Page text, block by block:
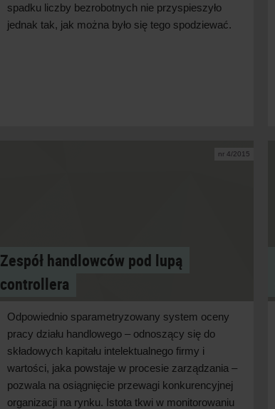
spadku liczby bezrobotnych nie przyspieszyło
jednak tak, jak można było się tego spodziewać.
nr 4/2015
Zespół handlowców pod lupą
controllera
Odpowiednio sparametryzowany system oceny
pracy działu handlowego – odnoszący się do
składowych kapitału intelektualnego firmy i
wartości, jaka powstaje w procesie zarządzania –
pozwala na osiągnięcie przewagi konkurencyjnej
organizacji na rynku. Istota tkwi w monitorowaniu